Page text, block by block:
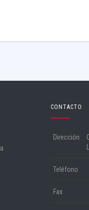
CONTACTO
Dirección
Teléfono
Fax